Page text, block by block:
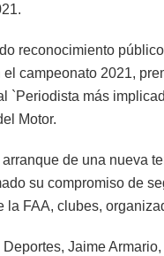
reconocimiento
campeonato 2021,
`Periodista más
Motor.
de una nueva
su compromiso de
FAA, clubes,
Jaime